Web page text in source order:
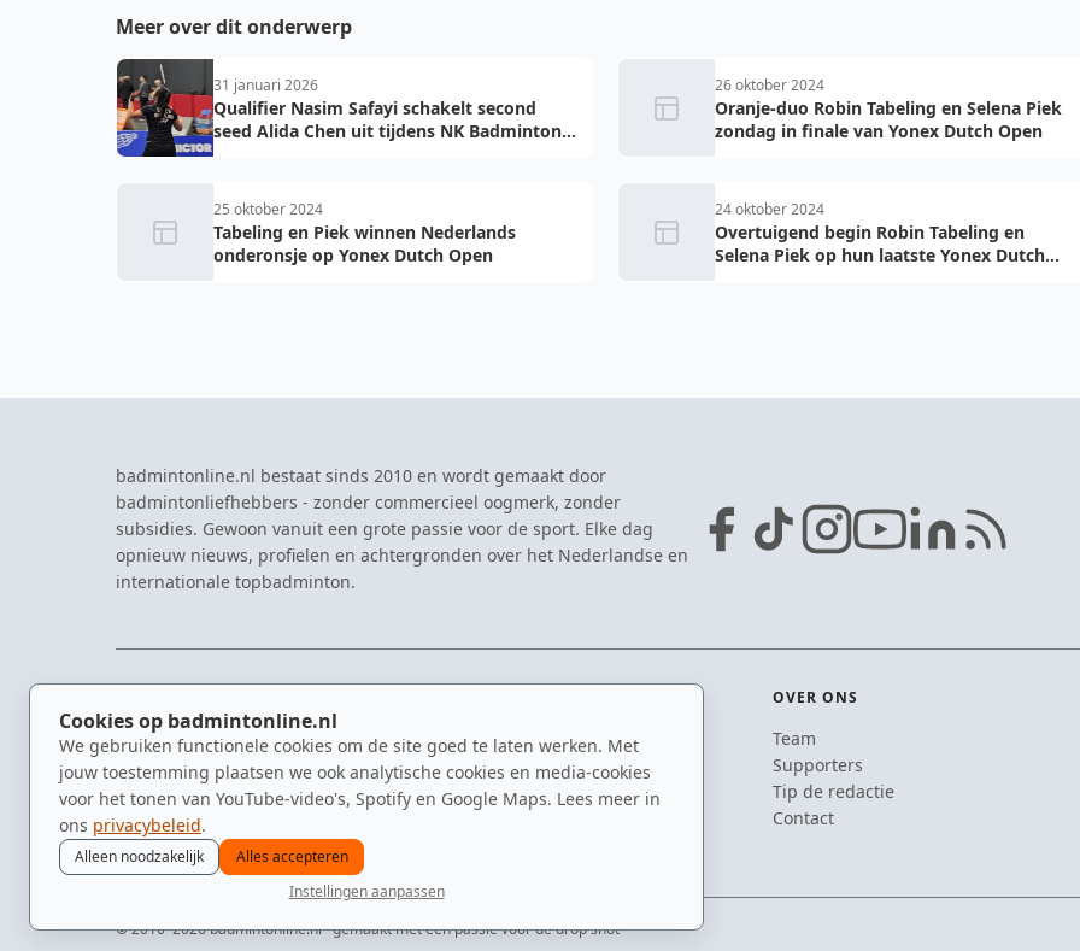
Cookies op badmintonline.nl
We gebruiken functionele cookies om de site goed te laten werken. Met
jouw toestemming plaatsen we ook analytische cookies en media-cookies
voor het tonen van YouTube-video's, Spotify en Google Maps. Lees meer in
ons privacybeleid.
Alleen noodzakelijk
Alles accepteren
Instellingen aanpassen
Meer over dit onderwerp
31 januari 2026
Qualifier Nasim Safayi schakelt second
seed Alida Chen uit tijdens NK Badminton
26 oktober 2024
Oranje-duo Robin Tabeling en Selena Piek
zondag in finale van Yonex Dutch Open
25 oktober 2024
Tabeling en Piek winnen Nederlands
onderonsje op Yonex Dutch Open
24 oktober 2024
Overtuigend begin Robin Tabeling en
Selena Piek op hun laatste Yonex Dutch
badmintonline.nl bestaat sinds 2010 en wordt gemaakt door
badmintonliefhebbers - zonder commercieel oogmerk, zonder
subsidies. Gewoon vanuit een grote passie voor de sport. Elke dag
opnieuw nieuws, profielen en achtergronden over het Nederlandse en
internationale topbadminton.
Nieuws
Kennisbank
Spelers
Clubs
Video's
Eredivisie
NK Badminton
Dutch Open
Zomerbadminton
OVER ONS
Team
Supporters
Tip de redactie
Contact
© 2010–2026 badmintonline.nl · gemaakt met een passie voor de drop shot